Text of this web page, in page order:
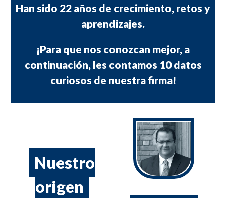
Han sido 22 años de crecimiento, retos y
aprendizajes.
¡Para que nos conozcan mejor, a
continuación, les contamos 10 datos
curiosos de nuestra firma!
Nuestro
origen